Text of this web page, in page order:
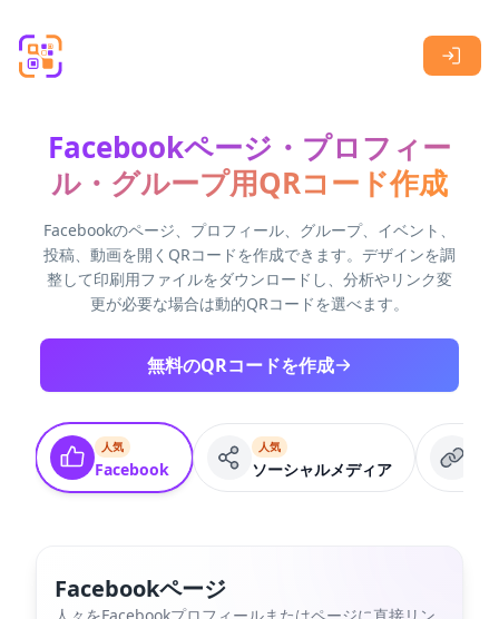
Facebookページ・プロフィー
ル・グループ用QRコード作成
Facebookのページ、プロフィール、グループ、イベント、
投稿、動画を開くQRコードを作成できます。デザインを調
整して印刷用ファイルをダウンロードし、分析やリンク変
更が必要な場合は動的QRコードを選べます。
無料のQRコードを作成
人気
Facebook
人気
ソーシャルメディア
Facebookページ